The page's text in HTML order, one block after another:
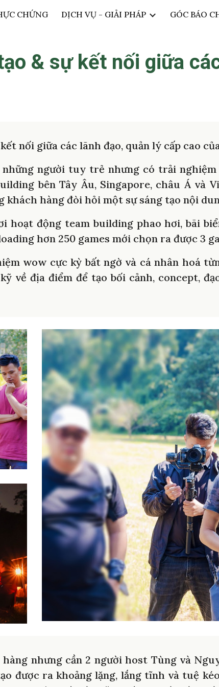
Skip to main content Skip
CHỨNG DỊCH VỤ - GIẢI PHÁP GÓC BÁO
& sự kết nối giữa
nối giữa các lãnh đạo, quản lý cấp cao
những người tuy trẻ nhưng có trải
bên Tây Âu, Singapore, châu Á và
khách hàng đòi hỏi một sự sáng tạo nội
hoạt động team building phao hơi, bãi
hơn 250 games mới chọn ra được 3
wow cực kỳ bất ngờ và cá nhân hoá
về địa điểm để tạo bối cảnh, concept,
nhưng cần 2 người host Tùng và
được ra khoảng lặng, lắng tĩnh và tuệ